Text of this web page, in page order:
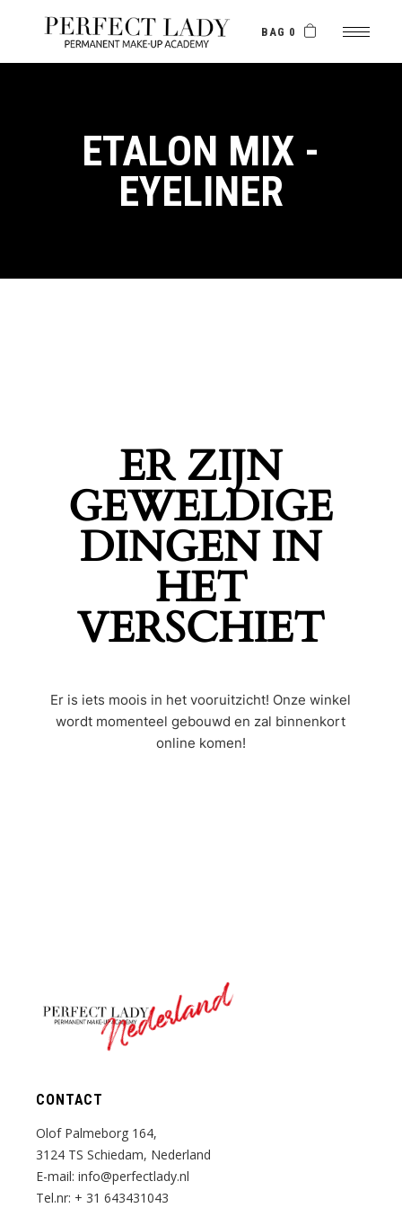
BAG 0
ETALON MIX -
EYELINER
ER ZIJN
GEWELDIGE
DINGEN IN
HET
VERSCHIET
Er is iets moois in het vooruitzicht! Onze winkel
wordt momenteel gebouwd en zal binnenkort
online komen!
Nederland
CONTACT
Olof Palmeborg 164,
3124 TS Schiedam, Nederland
E-mail:info@perfectlady.nl
Tel.nr: + 31 643431043